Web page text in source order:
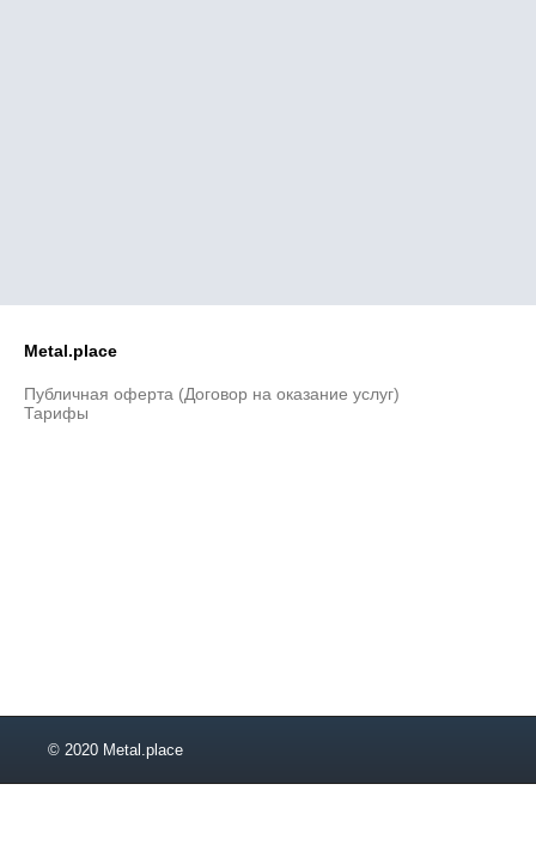
Metal.place
Публичная оферта (Договор на оказание услуг)
Тарифы
© 2020 Metal.place